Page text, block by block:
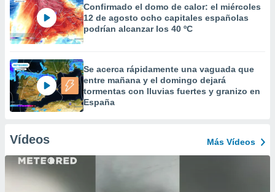
Confirmado el domo de calor: el miércoles
12 de agosto ocho capitales españolas
podrían alcanzar los 40 ºC
Se acerca rápidamente una vaguada que
entre mañana y el domingo dejará
tormentas con lluvias fuertes y granizo en
España
Vídeos Más Vídeos